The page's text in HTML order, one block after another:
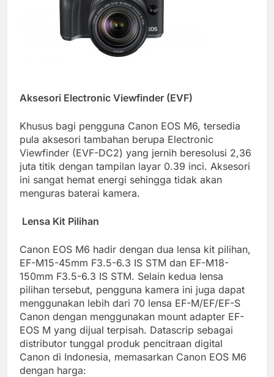
Aksesori Electronic Viewfinder (EVF)
Khusus bagi pengguna Canon EOS M6, tersedia
pula aksesori tambahan berupa Electronic
Viewfinder (EVF-DC2) yang jernih beresolusi 2,36
juta titik dengan tampilan layar 0.39 inci. Aksesori
ini sangat hemat energi sehingga tidak akan
menguras baterai kamera.
Lensa Kit Pilihan
Canon EOS M6 hadir dengan dua lensa kit pilihan,
EF-M15-45mm F3.5-6.3 IS STM dan EF-M18-
150mm F3.5-6.3 IS STM. Selain kedua lensa
pilihan tersebut, pengguna kamera ini juga dapat
menggunakan lebih dari 70 lensa EF-M/EF/EF-S
Canon dengan menggunakan mount adapter EF-
EOS M yang dijual terpisah. Datascrip sebagai
distributor tunggal produk pencitraan digital
Canon di Indonesia, memasarkan Canon EOS M6
dengan harga: